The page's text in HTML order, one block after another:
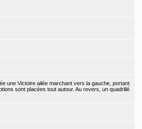
une Victoire ailée marchant vers la gauche, portant
sont placées tout autour. Au revers, un quadrillé